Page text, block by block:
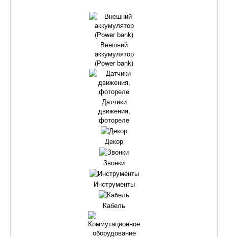
Внешний
аккумулятор
(Power bank)
Датчики
движения,
фотореле
Декор
Звонки
Инструменты
Кабель